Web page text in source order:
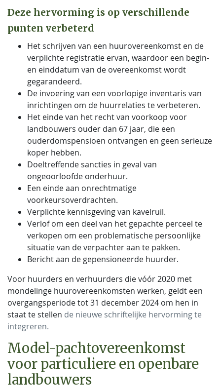
Deze hervorming is op verschillende
punten verbeterd
Het schrijven van een huurovereenkomst en de
verplichte registratie ervan, waardoor een begin-
en einddatum van de overeenkomst wordt
gegarandeerd.
De invoering van een voorlopige inventaris van
inrichtingen om de huurrelaties te verbeteren.
Het einde van het recht van voorkoop voor
landbouwers ouder dan 67 jaar, die een
ouderdomspensioen ontvangen en geen serieuze
koper hebben.
Doeltreffende sancties in geval van
ongeoorloofde onderhuur.
Een einde aan onrechtmatige
voorkeursoverdrachten.
Verplichte kennisgeving van kavelruil.
Verlof om een deel van het gepachte perceel te
verkopen om een problematische persoonlijke
situatie van de verpachter aan te pakken.
Bericht aan de gepensioneerde huurder.
Voor huurders en verhuurders die vóór 2020 met
mondelinge huurovereenkomsten werken, geldt een
overgangsperiode tot 31 december 2024 om hen in
staat te stellen de nieuwe schriftelijke hervorming te
integreren.
Model-pachtovereenkomst
voor particuliere en openbare
landbouwers